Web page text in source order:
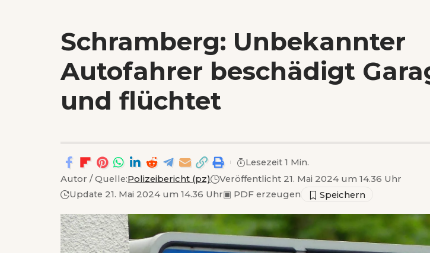
Schramberg: Unbekannter
Autofahrer beschädigt
und flüchtet
Autor / Quelle:Polizeibericht (pz)
Veröffentlicht 21. Mai 2024 um 14.36 Uhr
Update 21. Mai 2024 um 14.36 Uhr▣ PDF erzeugen
Lesezeit 1 Min.